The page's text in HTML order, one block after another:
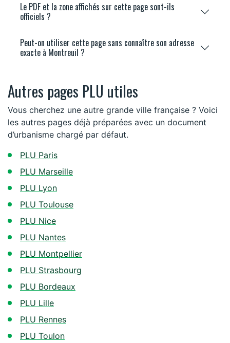
Le PDF et la zone affichés sur cette page sont-ils
officiels ?
Peut-on utiliser cette page sans connaître son adresse
exacte à Montreuil ?
Autres pages PLU utiles
Vous cherchez une autre grande ville française ? Voici
les autres pages déjà préparées avec un document
d’urbanisme chargé par défaut.
PLU Paris
PLU Marseille
PLU Lyon
PLU Toulouse
PLU Nice
PLU Nantes
PLU Montpellier
PLU Strasbourg
PLU Bordeaux
PLU Lille
PLU Rennes
PLU Toulon